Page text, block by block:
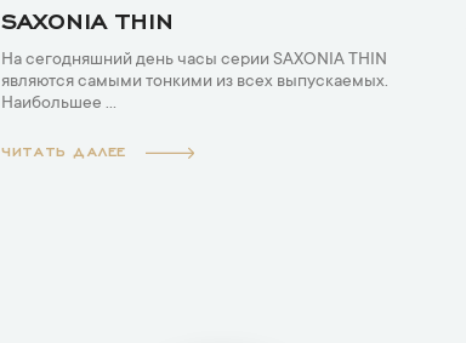
SAXONIA THIN
На сегодняшний день часы серии SAXONIA THIN
являются самыми тонкими из всех выпускаемых.
Наибольшее ...
ЧИТАТЬ ДАЛЕЕ